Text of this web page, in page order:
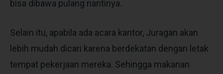
bisa dibawa pulang nantinya.
Selain itu, apabila ada acara kantor, Juragan akan
lebih mudah dicari karena berdekatan dengan letak
tempat pekerjaan mereka. Sehingga makanan